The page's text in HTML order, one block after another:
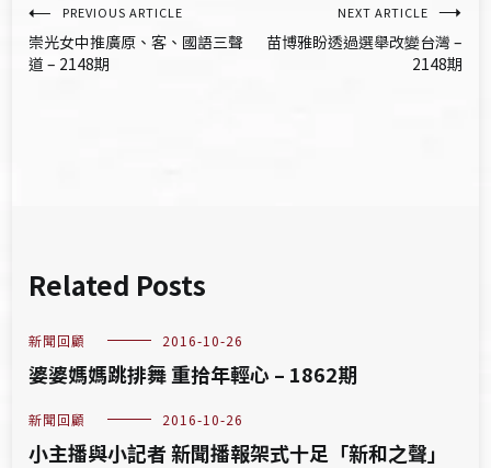
文
章
PREVIOUS ARTICLE
崇光女中推廣原、客、國語三聲
道 – 2148期
NEXT ARTICLE
苗博雅盼透過選舉改變台灣 –
2148期
Related Posts
新聞回顧 2016-10-26
婆婆媽媽跳排舞 重拾年輕心 – 1862期
新聞回顧 2016-10-26
小主播與小記者 新聞播報架式十足「新和之聲」